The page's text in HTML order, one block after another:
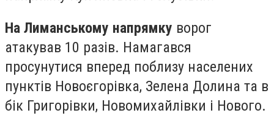
На Лиманському напрямку ворог
атакував 10 разів. Намагався
просунутися вперед поблизу населених
пунктів Новоєгорівка, Зелена Долина та в
бік Григорівки, Новомихайлівки і Нового.